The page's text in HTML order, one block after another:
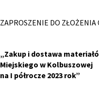
ZAPROSZENIE DO ZŁOŻENIA
„Zakup i dostawa
Miejskiego w Kolbuszowej
na I półrocze 2023 rok”